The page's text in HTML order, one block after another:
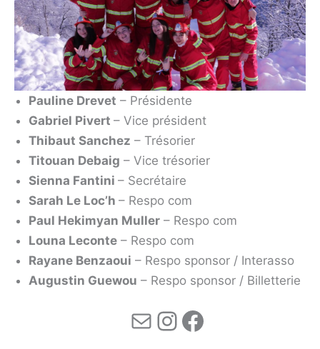
Pauline Drevet – Présidente
Gabriel Pivert – Vice président
Thibaut Sanchez – Trésorier
Titouan Debaig – Vice trésorier
Sienna Fantini – Secrétaire
Sarah Le Loc’h – Respo com
Paul Hekimyan Muller – Respo com
Louna Leconte – Respo com
Rayane Benzaoui – Respo sponsor / Interasso
Augustin Guewou – Respo sponsor / Billetterie
MailInstagram
Facebook